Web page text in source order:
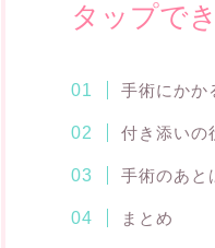
タップで
手術にかか
付き添いの
手術のあと
まとめ